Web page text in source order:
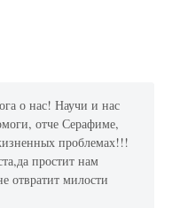
о нас! Научи и нас
отче Серафиме,
проблемах!!!
простит нам
отвратит милости